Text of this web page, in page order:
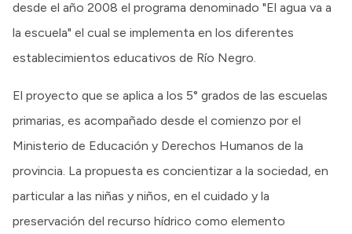
desde el año 2008 el programa denominado "El agua va a
la escuela" el cual se implementa en los diferentes
establecimientos educativos de Río Negro.
El proyecto que se aplica a los 5° grados de las escuelas
primarias, es acompañado desde el comienzo por el
Ministerio de Educación y Derechos Humanos de la
provincia. La propuesta es concientizar a la sociedad, en
particular a las niñas y niños, en el cuidado y la
preservación del recurso hídrico como elemento